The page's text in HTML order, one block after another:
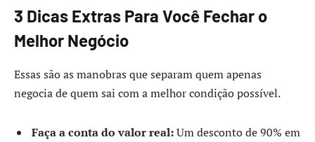
3 Dicas Extras Para Você Fechar o
Melhor Negócio
Essas são as manobras que separam quem apenas
negocia de quem sai com a melhor condição possível.
Faça a conta do valor real:Um desconto de 90% em